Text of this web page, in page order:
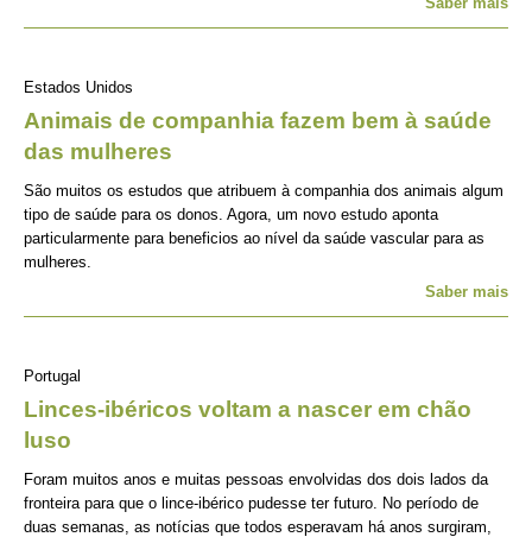
Estados Unidos
Animais de companhia fazem bem à saúde
das mulheres
São muitos os estudos que atribuem à companhia dos animais algum
tipo de saúde para os donos. Agora, um novo estudo aponta
particularmente para beneficios ao nível da saúde vascular para as
mulheres.
Saber mais
Portugal
Linces-ibéricos voltam a nascer em chão
luso
Foram muitos anos e muitas pessoas envolvidas dos dois lados da
fronteira para que o lince-ibérico pudesse ter futuro. No período de
duas semanas, as notícias que todos esperavam há anos surgiram,